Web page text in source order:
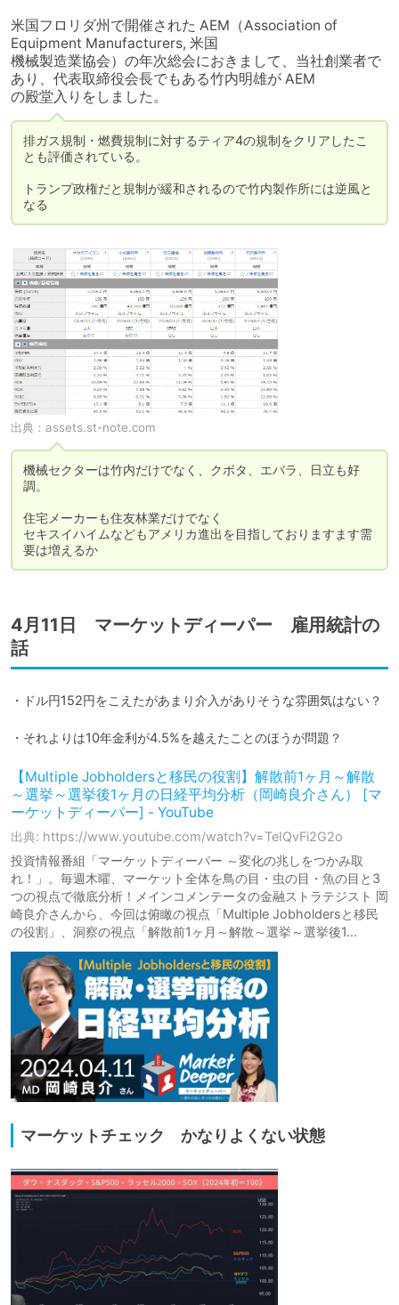
米国フロリダ州で開催された AEM（Association of
Equipment Manufacturers, 米国
機械製造業協会）の年次総会におきまして、当社創業者で
あり、代表取締役会長でもある竹内明雄が AEM
の殿堂入りをしました。
排ガス規制・燃費規制に対するティア4の規制をクリアしたこ
とも評価されている。
トランプ政権だと規制が緩和されるので竹内製作所には逆風と
なる
出典： assets.st-note.com
機械セクターは竹内だけでなく、クボタ、エバラ、日立も好
調。
住宅メーカーも住友林業だけでなく
セキスイハイムなどもアメリカ進出を目指しておりますます需
要は増えるか
4月11日 マーケットディーパー 雇用統計の
話
・ドル円152円をこえたがあまり介入がありそうな雰囲気はない？
・それよりは10年金利が4.5%を越えたことのほうが問題？
【Multiple Jobholdersと移民の役割】解散前1ヶ月～解散
～選挙～選挙後1ヶ月の日経平均分析（岡崎良介さん） [マ
ーケットディーパー] - YouTube
出典: https://www.youtube.com/watch?v=TeIQvFi2G2o
投資情報番組「マーケットディーパー ～変化の兆しをつかみ取
れ！」。毎週木曜、マーケット全体を鳥の目・虫の目・魚の目と3
つの視点で徹底分析！メインコメンテータの金融ストラテジスト 岡
崎良介さんから、今回は俯瞰の視点「Multiple Jobholdersと移民
の役割」、洞察の視点「解散前1ヶ月～解散～選挙～選挙後1...
マーケットチェック かなりよくない状態